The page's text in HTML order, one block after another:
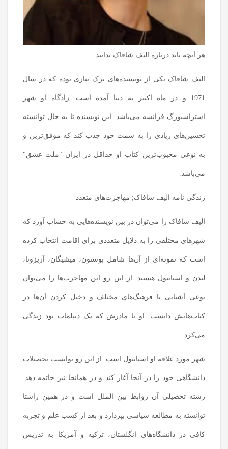
هر آنچه باید درباره الیف شافاک بدانید
الیف شافاک یکی از نویسنده‌های ترک تباری بوده که در سال
1971 و در ماه اکتبر به دنیا آمده است. زادگاه او شهر
استراسبورگ فرانسه می‌باشد. این نویسنده تا به حال توانسته
تحسین‌های زیادی را به سمت خود جذب کند که موفق‌ترین و
به نوعی محبوب‌ترین کتاب او حداقل در ایران "ملت عشق"
می‌باشد.
زندگی‌ نامه الیف شافاک; مهاجرت‌های متعدد
الیف شافاک را می‌توان در بین نویسنده‌هایی به حساب آورد که
شهرهای مختلفی را به دلایل متعددی برای اقامت انتخاب کرده
است که نمونه‌ای از آن‌ها شامل بوستون، میشیگان، آریزونا،
لندن و استانبول هستند. از این رو این مهاجرت‌ها را می‌توان
نوعی آشنایی با فرهنگ‌های مختلف و دخیل کردن آن‌ها در
کتاب‌هایش دانست. او با مادرش که یک دیپلمات بود زندگی
می‌کرد.
شهر مورد علاقه او استانبول است. از این رو توانست تحصیلات
دانشگاهی خود را در آنجا آغاز کند و در همانجا نیز خاتمه دهد.
رشته تحصیلی آن روابط بین الملل است و در همین راستا
توانسته به مطالعه سیاسی بپردازد و بعد از کسب علم و تجربه
کافی در دانشگاه‌های انگلستان، ترکیه و آمریکا به تدریس